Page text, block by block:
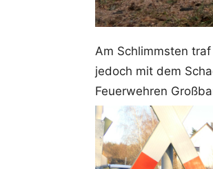
Am Schlimmsten
jedoch mit dem
Feuerwehren